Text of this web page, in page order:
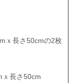
ｘ長さ50cmの2枚
ｘ長さ50cm